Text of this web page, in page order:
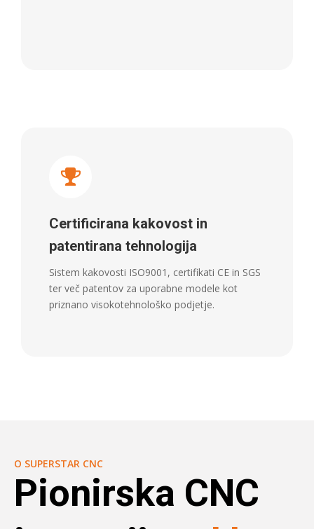
Certificirana kakovost in
patentirana tehnologija
Sistem kakovosti ISO9001, certifikati CE in SGS
ter več patentov za uporabne modele kot
priznano visokotehnološko podjetje.
O SUPERSTAR CNC
Pionirska CNC